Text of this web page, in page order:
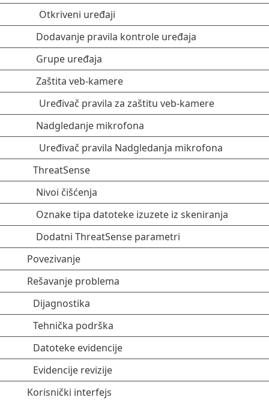
Otkriveni uređaji
Dodavanje pravila kontrole uređaja
Grupe uređaja
Zaštita veb-kamere
Uređivač pravila za zaštitu veb-kamere
Nadgledanje mikrofona
Uređivač pravila Nadgledanja mikrofona
ThreatSense
Nivoi čišćenja
Oznake tipa datoteke izuzete iz skeniranja
Dodatni ThreatSense parametri
Povezivanje
Rešavanje problema
Dijagnostika
Tehnička podrška
Datoteke evidencije
Evidencije revizije
Korisnički interfejs